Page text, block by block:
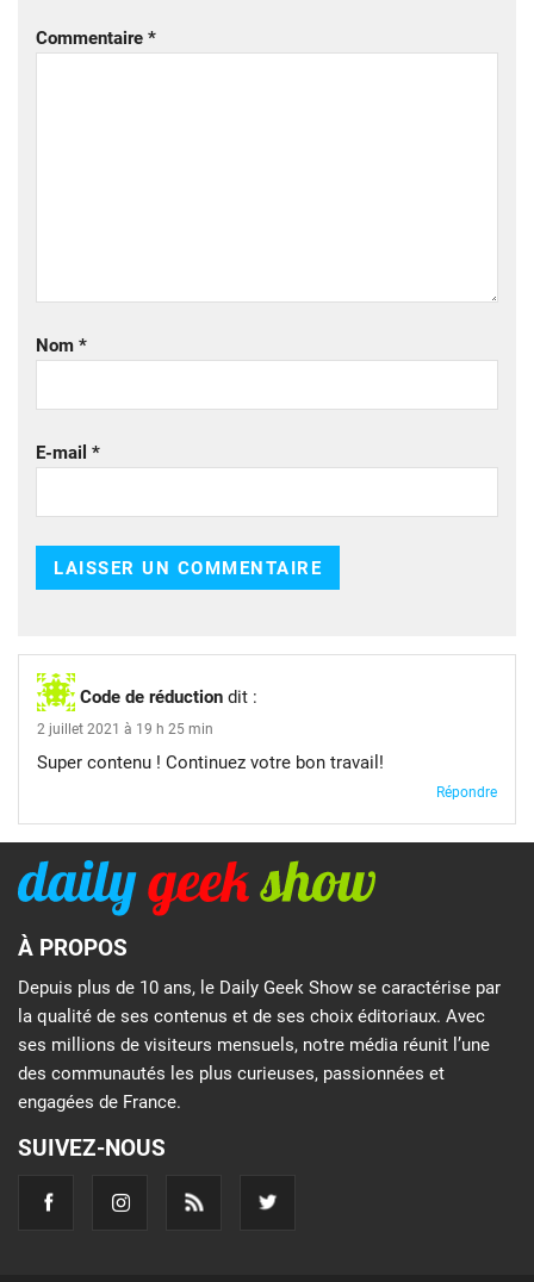
Commentaire *
Nom *
E-mail *
Code de réduction dit :
2 juillet 2021 à 19 h 25 min
Super contenu ! Continuez votre bon travail!
Répondre
À PROPOS
Depuis plus de 10 ans, le Daily Geek Show se caractérise par
la qualité de ses contenus et de ses choix éditoriaux. Avec
ses millions de visiteurs mensuels, notre média réunit l’une
des communautés les plus curieuses, passionnées et
engagées de France.
SUIVEZ-NOUS